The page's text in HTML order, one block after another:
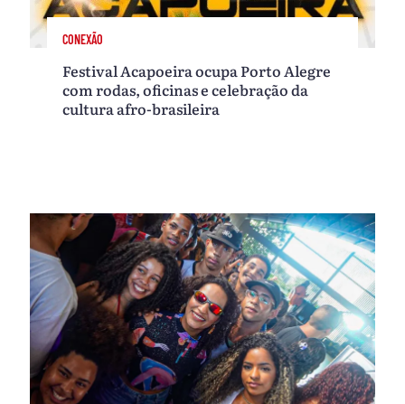
CONEXÃO
Festival Acapoeira ocupa Porto Alegre
com rodas, oficinas e celebração da
cultura afro-brasileira